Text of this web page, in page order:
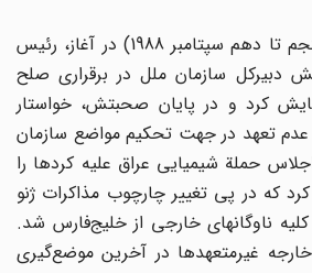
در اجلاس نیکوزیا (از پنجم تا دهم سپتامبر 1988) در آغاز، رئیس
سازمان ملل در برقراری صلح
کرد و در پایان صحبتش، خواستار
تعهد در جهت تحکیم مواضع سازمان
حملة شیمیایی عراق علیه کردها را
که در پی تغییر چارچوب مذاکرات ژنو
ناوگانهای خارجی از خلیج‌فارس شد.
غیرمتعهدها در آخرین موضع‌گیری